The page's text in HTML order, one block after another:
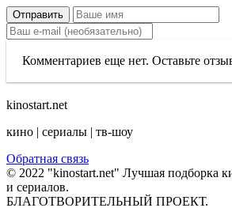
Отправить
Комментариев еще нет. Оставьте
kinostart.net
кино | сериалы | тв-шоу
Обратная связь
© 2022 "kinostart.net" Лучшая подборка
и сериалов.
БЛАГОТВОРИТЕЛЬНЫЙ ПРОЕКТ.